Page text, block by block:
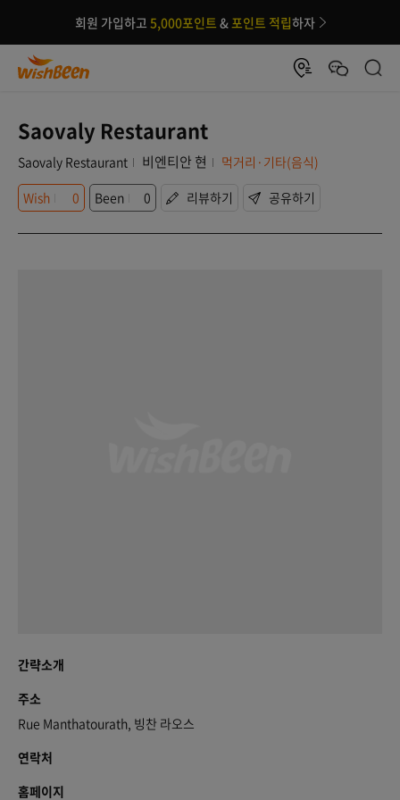
회원 가입하고 5,000포인트 &포인트 적립하자
Saovaly Restaurant
Saovaly Restaurant 비엔티안 현
먹거리·기타(음식)
Wish
0 Been 0 리뷰하기 공유하기
간략소개
주소
Rue Manthatourath, 빙찬 라오스
연락처
홈페이지